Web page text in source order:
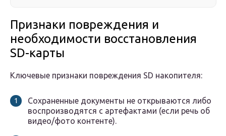
Признаки повреждения и
необходимости восстановления
SD-карты
Ключевые признаки повреждения SD накопителя:
Сохраненные документы не открываются либо
воспроизводятся с артефактами (если речь об
видео/фото контенте).